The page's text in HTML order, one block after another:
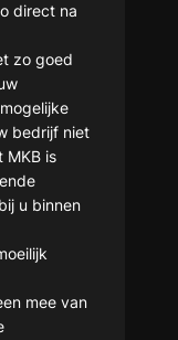
direct na
zo goed
bedrijf niet
MKB is
u binnen
mee van